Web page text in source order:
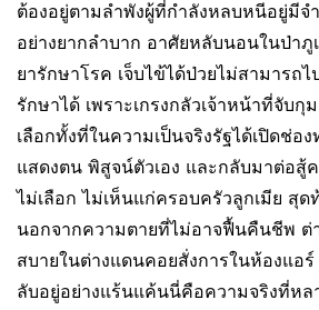
ต้องอยู่ตามลำพังผู้ที่กำลังหลบหนีอยู่มีจ
อย่างยากลำบาก อาศัยหลับนอนในป่า
ยารักษาโรค เจ็บไข้ได้ป่วยไม่สามารถ
รักษาได้ เพราะเกรงกลัวเจ้าหน้าที่จับ
เลือกทั้งที่ในความเป็นจริงรัฐได้เปิดช่อ
แสดงตน พิสูจน์ตัวเอง และกลับมาต่อสู้
ไม่เลือก ไม่เห็นแก่ครอบครัวลูกเมีย สุด
นอกจากความตายที่ไม่อาจฟื้นคืนชีพ ต่
สบายในต่างแดนคอยสั่งการในห้องแอ
ลับอยู่อย่างแร้นแค้นนี่คือความจริงที่หล